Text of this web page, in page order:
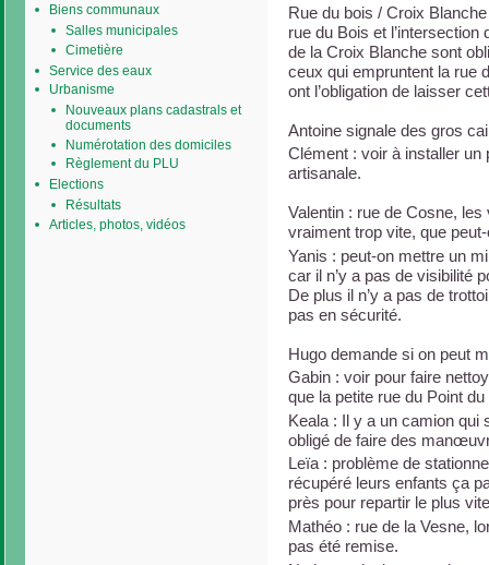
Biens communaux
Salles municipales
Cimetière
Service des eaux
Urbanisme
Nouveaux plans cadastrals et
documents
Numérotation des domiciles
Règlement du PLU
Elections
Résultats
Articles, photos, vidéos
Rue du bois / Croix
rue du Bois et
de la Croix Blanche sont
ceux qui empruntent la rue
ont l’obligation de laisser
Antoine signale des gros
Clément : voir à installer un
artisanale.
Valentin : rue de Cosne,
vraiment trop vite, que
Yanis : peut-on mettre un
car il n’y a pas de visibilité
De plus il n’y a pas de
pas en sécurité.
Hugo demande si on peut
Gabin : voir pour faire
que la petite rue du Point du
Keala : Il y a un camion qui
obligé de faire des
Leïa : problème de
récupéré leurs enfants ça
près pour repartir le plus
Mathéo : rue de la Vesne,
pas été remise.